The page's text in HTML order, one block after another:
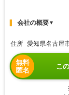
会社の概要▼
住所 愛知県名古屋
無料
匿名
こ